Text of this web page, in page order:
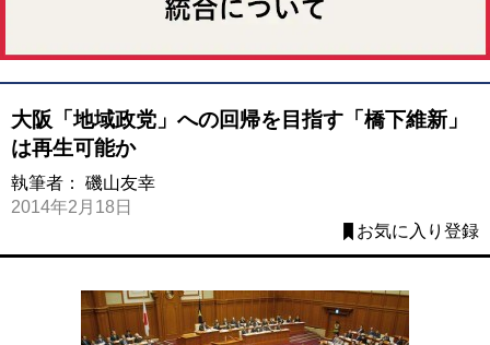
大阪「地域政党」への回帰を目指す「橋下維新」
は再生可能か
執筆者： 磯山友幸
2014年2月18日
お気に入り登録